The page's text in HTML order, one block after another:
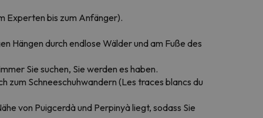
Experten bis zum Anfänger).
Hängen durch endlose Wälder und am Fuße des
Sie suchen, Sie werden es haben.
zum Schneeschuhwandern (Les traces blancs du
von Puigcerdà und Perpinyà liegt, sodass Sie